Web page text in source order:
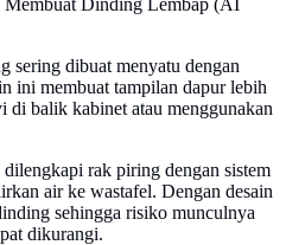
sering dibuat menyatu dengan
ini membuat tampilan dapur lebih
di balik kabinet atau menggunakan
rak piring dengan sistem
air ke wastafel. Dengan desain
sehingga risiko munculnya
dikurangi.